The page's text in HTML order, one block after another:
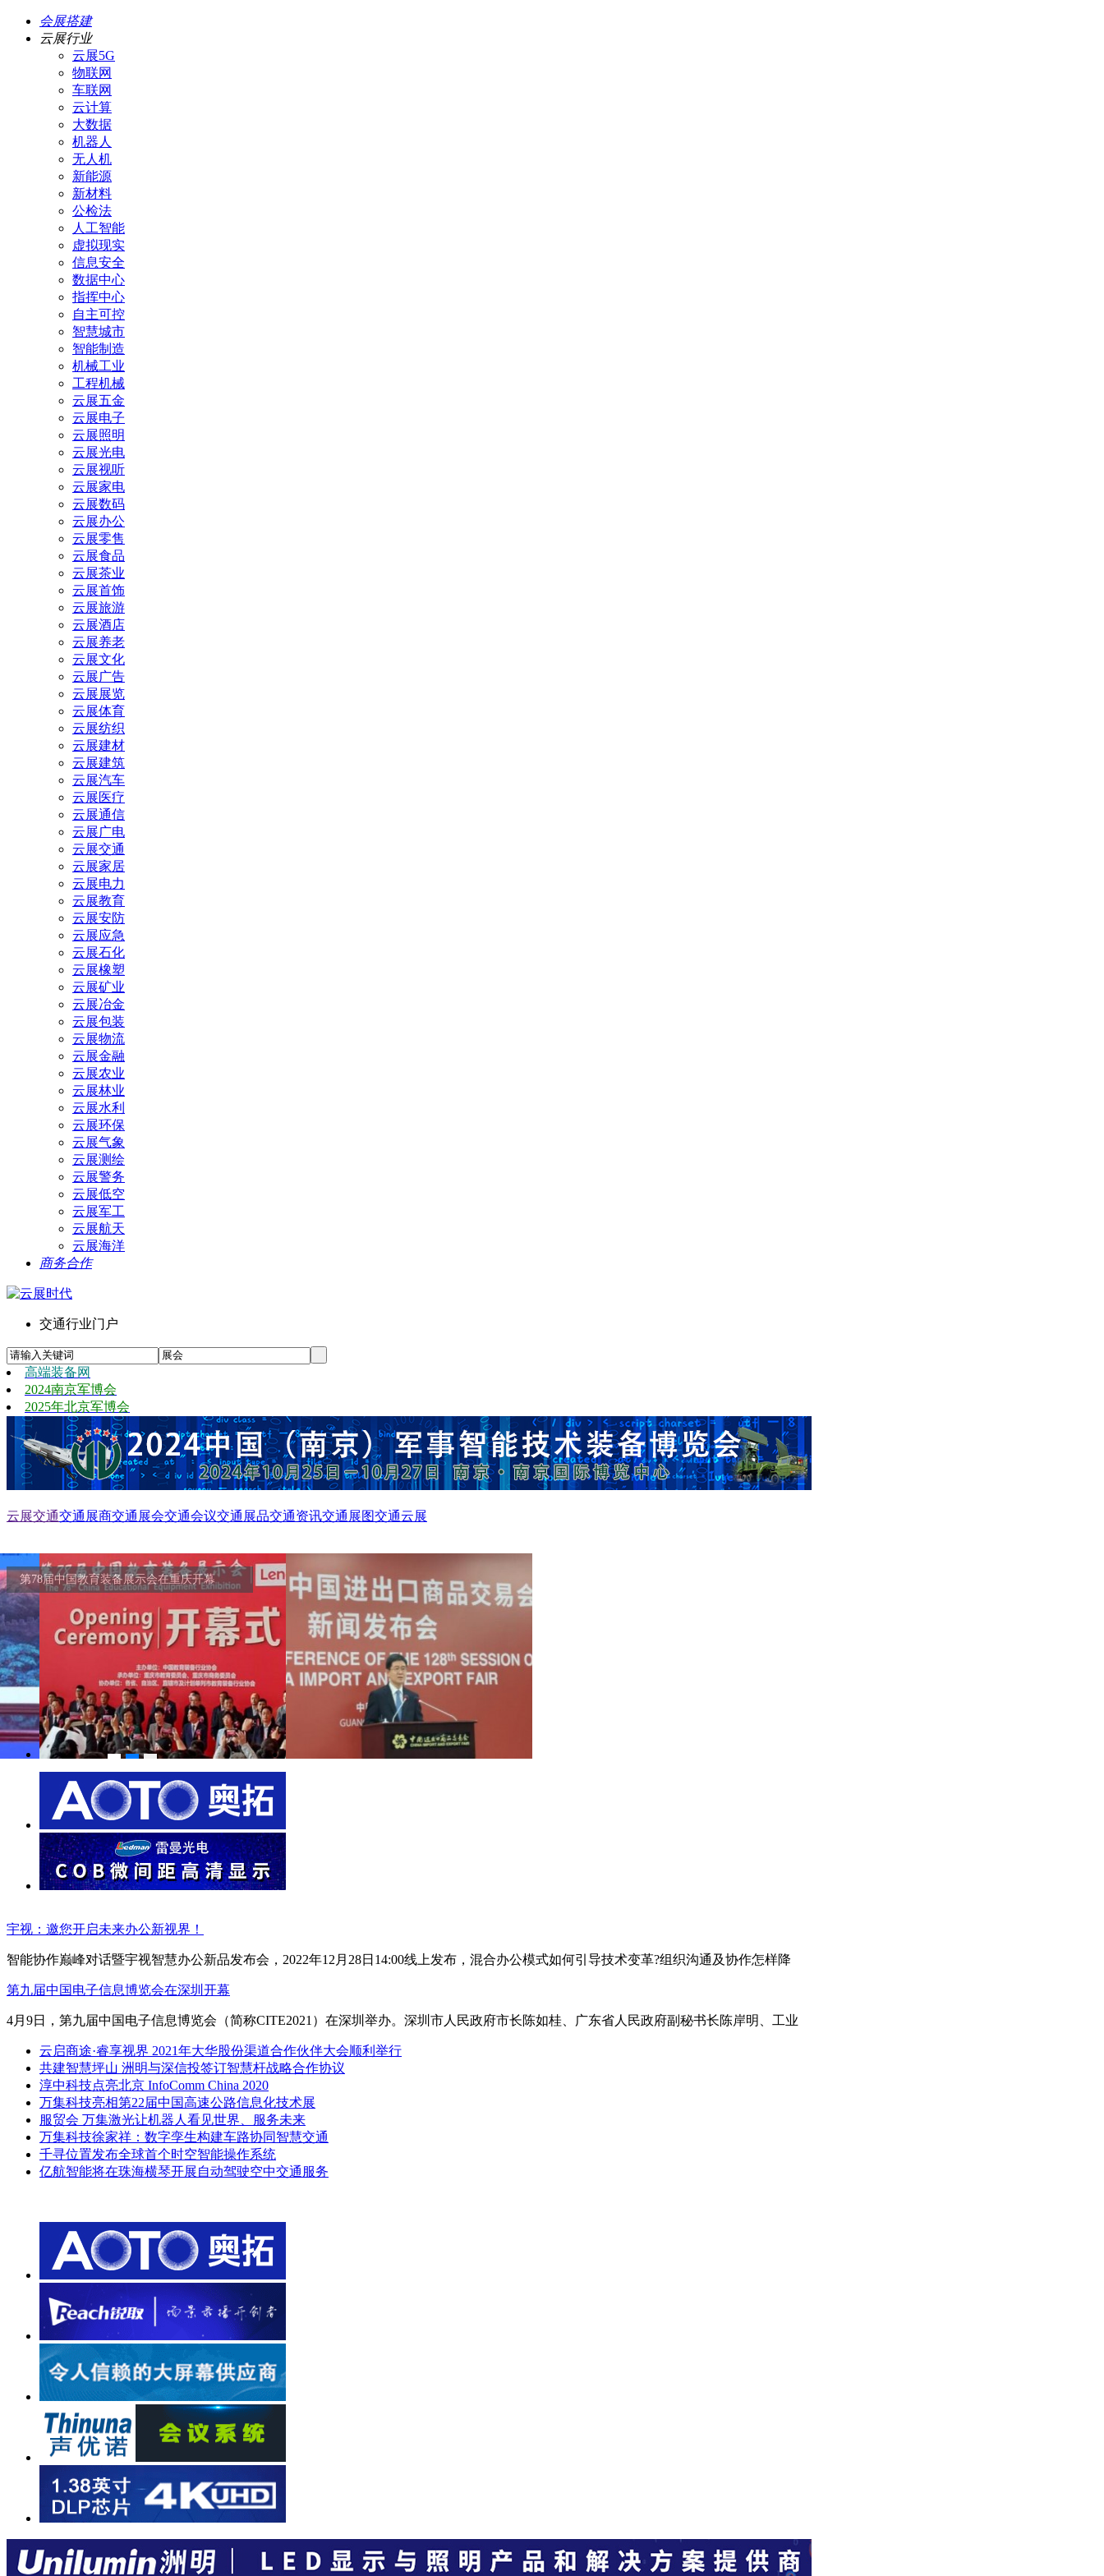
会展搭建
云展行业
云展5G
物联网
车联网
云计算
大数据
机器人
无人机
新能源
新材料
公检法
人工智能
虚拟现实
信息安全
数据中心
指挥中心
自主可控
智慧城市
智能制造
机械工业
工程机械
云展五金
云展电子
云展照明
云展光电
云展视听
云展家电
云展数码
云展办公
云展零售
云展食品
云展茶业
云展首饰
云展旅游
云展酒店
云展养老
云展文化
云展广告
云展展览
云展体育
云展纺织
云展建材
云展建筑
云展汽车
云展医疗
云展通信
云展广电
云展交通
云展家居
云展电力
云展教育
云展安防
云展应急
云展石化
云展橡塑
云展矿业
云展冶金
云展包装
云展物流
云展金融
云展农业
云展林业
云展水利
云展环保
云展气象
云展测绘
云展警务
云展低空
云展军工
云展航天
云展海洋
商务合作
交通行业门户
高端装备网
2024南京军博会
2025年北京军博会
云展交通交通展商交通展会交通会议交通展品交通资讯交通展图交通云展
第78届中国教育装备展示会在重庆开幕
宇视：邀您开启未来办公新视界！
智能协作巅峰对话暨宇视智慧办公新品发布会，2022年12月28日14:00线上发布，混合办公模式如何引导技术变革?组织沟通及协作怎样降
第九届中国电子信息博览会在深圳开幕
4月9日，第九届中国电子信息博览会（简称CITE2021）在深圳举办。深圳市人民政府市长陈如桂、广东省人民政府副秘书长陈岸明、工业
云启商途·睿享视界 2021年大华股份渠道合作伙伴大会顺利举行
共建智慧坪山 洲明与深信投签订智慧杆战略合作协议
淳中科技点亮北京 InfoComm China 2020
万集科技亮相第22届中国高速公路信息化技术展
服贸会 万集激光让机器人看见世界、服务未来
万集科技徐家祥：数字孪生构建车路协同智慧交通
千寻位置发布全球首个时空智能操作系统
亿航智能将在珠海横琴开展自动驾驶空中交通服务